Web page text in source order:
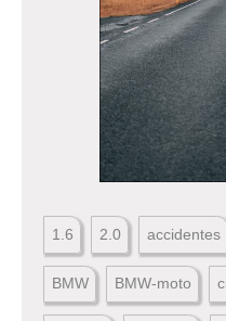
1.6 2.0 accidentes
BMW BMW-moto